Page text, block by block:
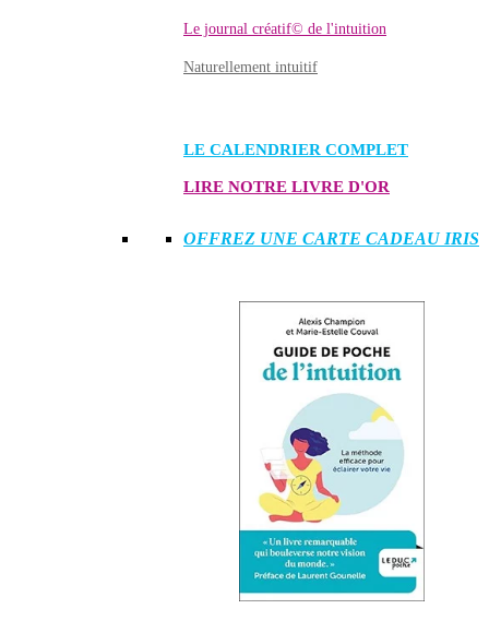
Le journal créatif© de l'intuition
Naturellement intuitif
LE CALENDRIER COMPLET
LIRE NOTRE LIVRE D'OR
OFFREZ UNE CARTE CADEAU IRIS